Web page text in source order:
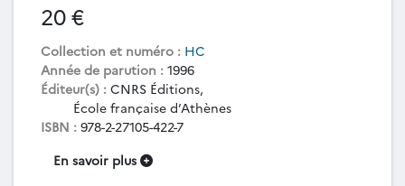
20 €
Collection et numéro : HC
Année de parution : 1996
Éditeur(s) : CNRS Éditions,
École française d’Athènes
ISBN : 978-2-27105-422-7
En savoir plus